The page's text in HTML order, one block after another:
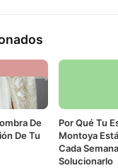
De
De Tu
Por Qué Tu
Montoya
Cada
Solucionarlo